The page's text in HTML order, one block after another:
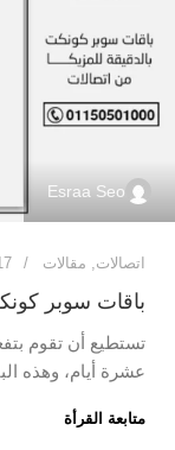
Esraa Seo
اتصالات, مقالات 17
باقات سوبر
تستطيع أن تقوم
عشرة أيام، وهذه
متابعة القرأة